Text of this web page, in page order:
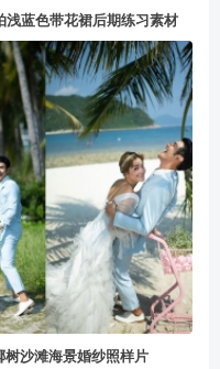
蓝色带花裙后期练习素材
树沙滩海景婚纱照样片